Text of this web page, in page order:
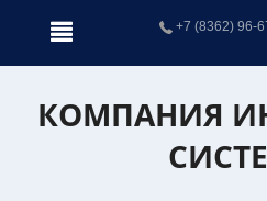
+7 (8362) 96-
КОМПАНИЯ